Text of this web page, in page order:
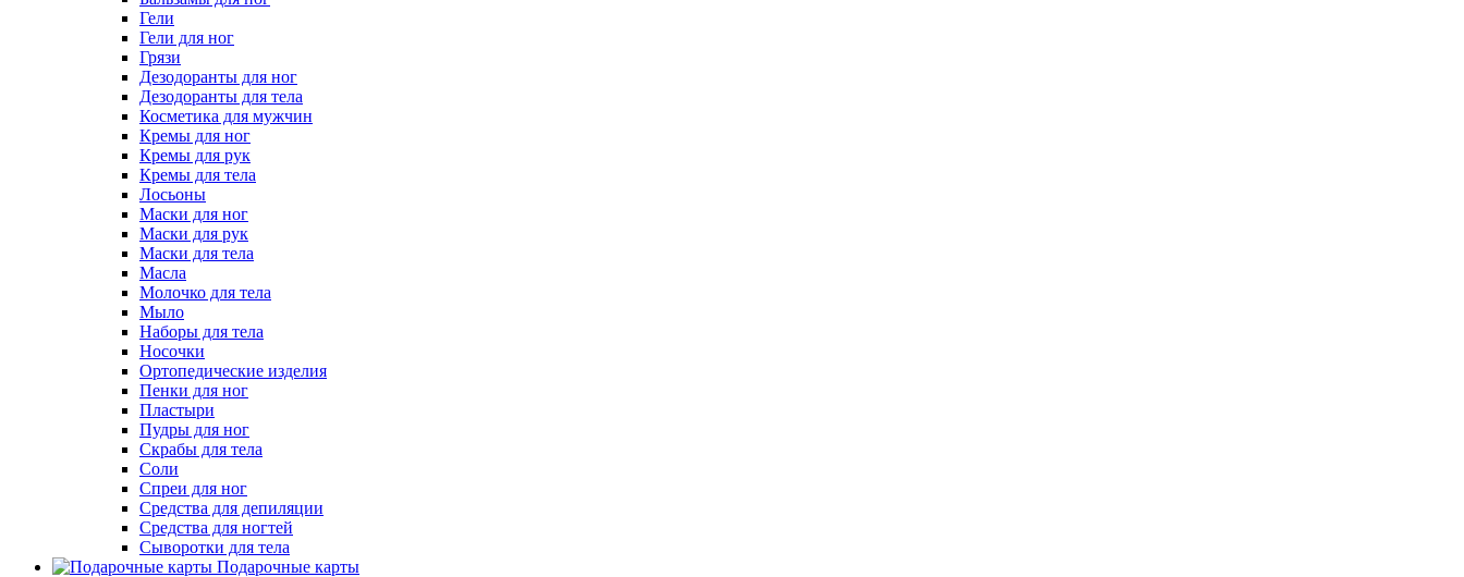
Гели
Гели для ног
Грязи
Дезодоранты для ног
Дезодоранты для тела
Косметика для мужчин
Кремы для ног
Кремы для рук
Кремы для тела
Лосьоны
Маски для ног
Маски для рук
Маски для тела
Масла
Молочко для тела
Мыло
Наборы для тела
Носочки
Ортопедические изделия
Пенки для ног
Пластыри
Пудры для ног
Скрабы для тела
Соли
Спреи для ног
Средства для депиляции
Средства для ногтей
Сыворотки для тела
Подарочные карты